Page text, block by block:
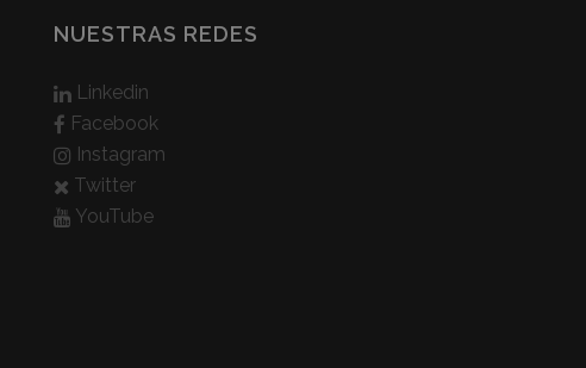
NUESTRAS REDES
Linkedin
Facebook
Instagram
Twitter
YouTube